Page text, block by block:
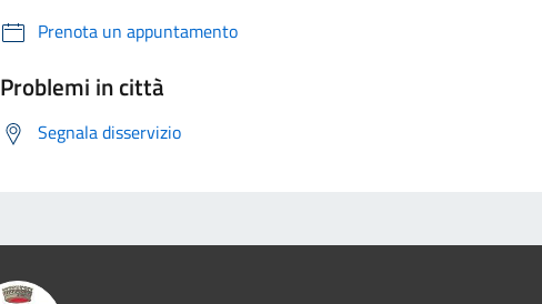
Prenota un appuntamento
Problemi in città
Segnala disservizio